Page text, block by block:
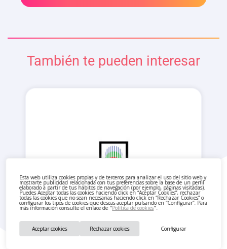
Esta web utiliza cookies propias y de terceros para analizar el uso del sitio web y
mostrarte publicidad relacionada con tus preferencias sobre la base de un perfil
elaborado a partir de tus hábitos de navegación (por ejemplo, páginas visitadas).
Puedes Aceptar todas las cookies haciendo click en “Aceptar Cookies”, rechazar
todas las cookies que no sean necesarias haciendo click en “Rechazar Cookies” o
configurar los tipos de cookies que deseas aceptar pulsando en “Configurar”. Para
más información consulte el enlace de "Política de cookies".
Configurar
Rechazar cookies
Aceptar cookies
También te pueden interesar